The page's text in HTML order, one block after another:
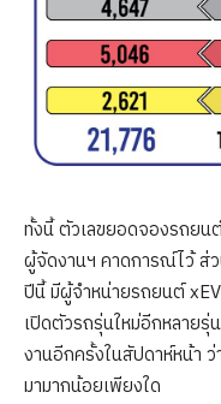
ทั้งนี้ ตัวเลขยอดจองรถยน
ผู้จัดงานฯ คาดการณ์ไว้ ส่
ปีนี้ มีผู้จำหน่ายรถยนต์
เปิดตัวรถรุ่นใหม่อีกหลาย
งานอีกครั้งในสัปดาห์หน้า
มามากน้อยเพียงใด